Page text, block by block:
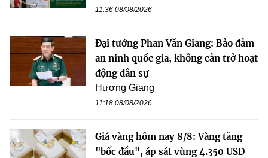
11:36 08/08/2026
Đại tướng Phan Văn Giang: Bảo đảm
an ninh quốc gia, không cản trở hoạt
động dân sự
Hương Giang
11:18 08/08/2026
Giá vàng hôm nay 8/8: Vàng tăng
"bốc đầu", áp sát vùng 4.350 USD